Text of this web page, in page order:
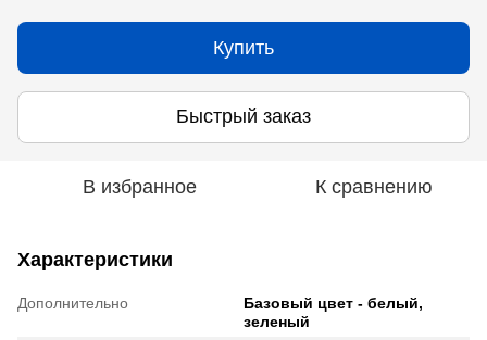
Купить
Быстрый заказ
В избранное К сравнению
Характеристики
Дополнительно
Базовый цвет - белый,
зеленый